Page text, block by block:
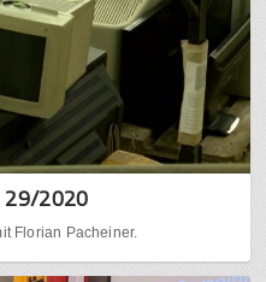
29/2020
Florian Pacheiner.